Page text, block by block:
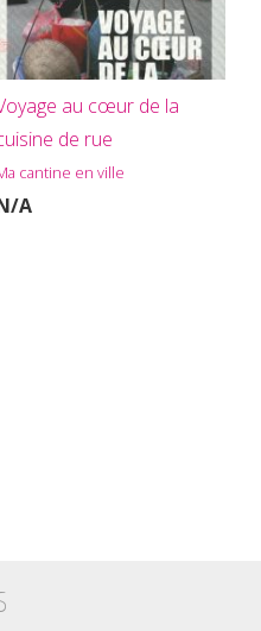
au cœur de la
de rue
cantine en ville
A